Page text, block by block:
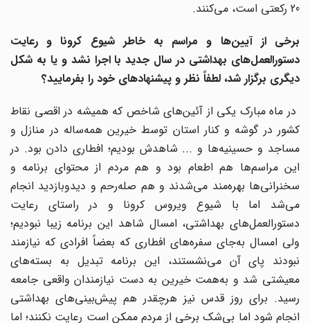
برخی از آیین‌ها و مراسم به خاطر شیوع کرونا و رعایت
دستورالعمل‌های بهداشتی در سال جدید با اجرا نشد و یا به شکل
دیگری برگزار شد، لطفاً نظر و پیشنهادهای خود را بفرمایید؟
در ماه مبارک یکی از آئین‌های شاخص که همیشه در اقصی نقاط
کشور در گوشه و کنار استان توسط خیرین همه‌ساله در منازل و
مساجد و حسینیه‌ها و ... شاهدش بودیم؛ افطاری دادن بود. در
این مراسم‌ها هم اطعام بود و هم مردم از محتوای برنامه و
سخنرانی‌ها بهره‌مند می‌شدند و هم صله‌رحم و دیدوبازدید انجام
می‌شد اما با شیوع ویروس کرونا و در راستای رعایت
دستورالعمل‌های بهداشتی، امسال شاهد این برنامه زیبا نبودیم؛
ولی امسال به‌جای سفره‌های افطاری که بعضاً افرادی که نیازمند
نبودند پای آن می‌نشستند، این برنامه تبدیل به بسته‌های
معیشتی شد و به‌همت خیرین به دست نیازمندان واقعی جامعه
رسید. برای روز قدس نیز هرچقدر هم پیش‌بینی‌های بهداشتی
انجام شود اما بی‌شک برخی از مردم ممکن است رعایت نکنند؛ اما